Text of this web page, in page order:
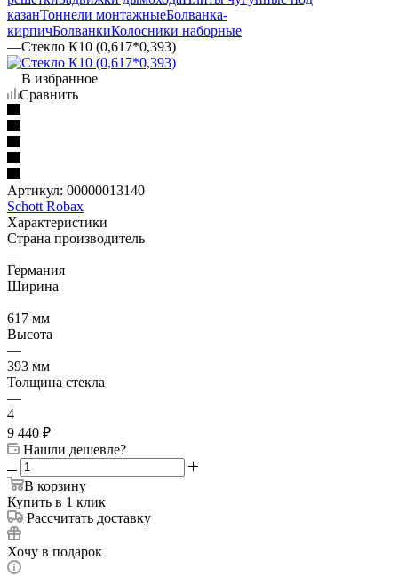
казанТоннели монтажныеБолванка-
кирпичБолванкиКолосники наборные
—Стекло К10 (0,617*0,393)
В избранное
Сравнить
Артикул: 00000013140
Schott Robax
Характеристики
Страна производитель
—
Германия
Ширина
—
617 мм
Высота
—
393 мм
Толщина стекла
—
4
9 440 ₽
Нашли дешевле?
В корзину
Купить в 1 клик
Рассчитать доставку
Хочу в подарок